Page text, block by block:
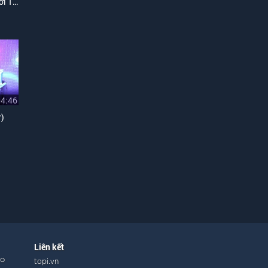
Liên kết
topi.vn